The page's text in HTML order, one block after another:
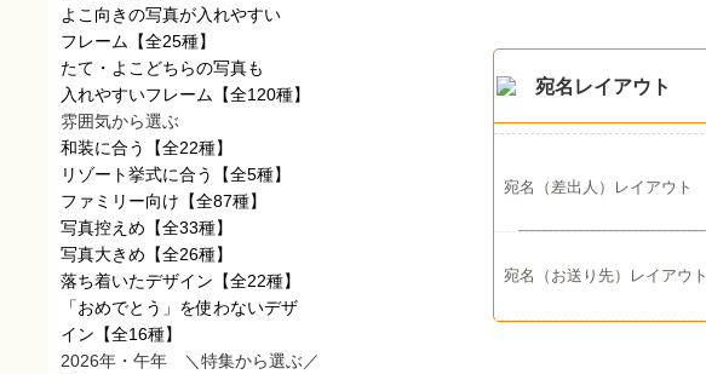
よこ向きの写真が入れやすい
フレーム 【全25種】
たて・よこどちらの写真も
入れやすいフレーム 【全120種】
雰囲気から選ぶ
和装に合う
【全22種】
リゾート挙式に合う
【全5種】
ファミリー向け 【全87種】
写真控えめ 【全33種】
写真大きめ 【全26種】
落ち着いたデザイン 【全22種】
「おめでとう」を使わないデザ
イン 【全16種】
2026年・午年 ＼特集から選ぶ／
宛名レイアウト
宛名（差出人）レイアウト
宛名（お送り先）レイアウト